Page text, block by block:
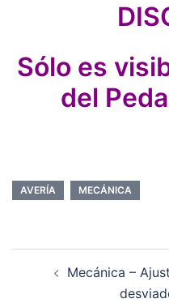
Sólo es
del
AVERÍA MECÁNICA
Mecánica –